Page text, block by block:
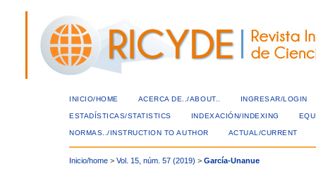
INICIO/HOME ACERCA DE../ABOUT.. INGRESAR/LOGIN
ESTADÍSTICAS/STATISTICS INDEXACIÓN/INDEXING
NORMAS../INSTRUCTION TO AUTHOR ACTUAL/CURRENT
Inicio/home > Vol. 15, núm. 57 (2019) > García-Unanue